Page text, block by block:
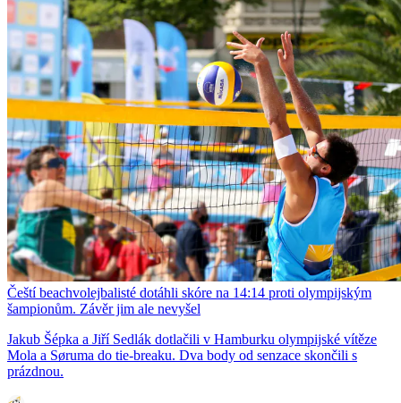
Čeští beachvolejbalisté dotáhli skóre na 14:14 proti olympijským
šampionům. Závěr jim ale nevyšel
Jakub Šépka a Jiří Sedlák dotlačili v Hamburku olympijské vítěze
Mola a Søruma do tie-breaku. Dva body od senzace skončili s
prázdnou.